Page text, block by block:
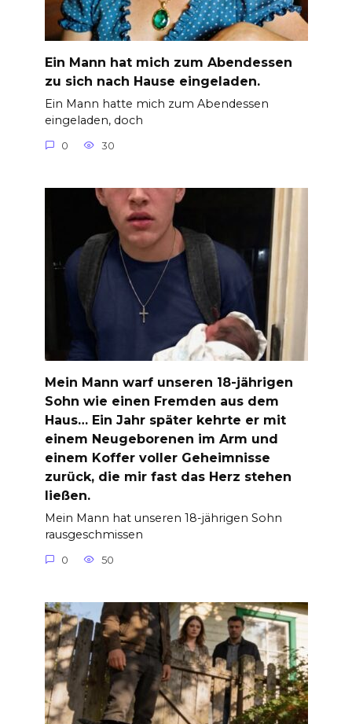
Ein Mann hat mich zum Abendessen
zu sich nach Hause eingeladen.
Ein Mann hatte mich zum Abendessen
eingeladen, doch
0 30
Mein Mann warf unseren 18-jährigen
Sohn wie einen Fremden aus dem
Haus… Ein Jahr später kehrte er mit
einem Neugeborenen im Arm und
einem Koffer voller Geheimnisse
zurück, die mir fast das Herz stehen
ließen.
Mein Mann hat unseren 18-jährigen Sohn
rausgeschmissen
0 50